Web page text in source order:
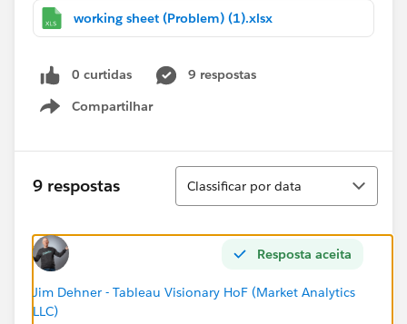
working sheet (Problem) (1).xlsx
0 curtidas
9 respostas
Compartilhar
Show menu
9 respostas
Classificar
Classificar por data
Resposta aceita
Jim Dehner - Tableau Visionary HoF (Market Analytics
LLC)